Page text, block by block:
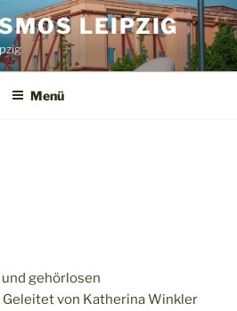
LEIPZIG
Menü
gehörlosen
von Katherina Winkler